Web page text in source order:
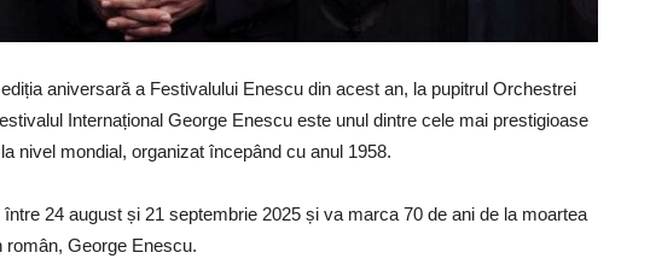
aniversară a Festivalului Enescu din acest an, la pupitrul Orchestrei
Internațional George Enescu este unul dintre cele mai prestigioase
nivel mondial, organizat începând cu anul 1958.
24 august și 21 septembrie 2025 și va marca 70 de ani de la moartea
George Enescu.